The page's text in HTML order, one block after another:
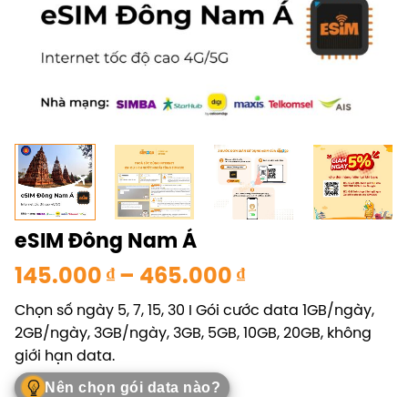
eSIM Đông Nam Á
145.000 ₫ – 465.000 ₫Khoảng
giá:
từ
145.000 ₫
Chọn số ngày 5, 7, 15, 30 I Gói cước data 1GB/ngày,
2GB/ngày, 3GB/ngày, 3GB, 5GB, 10GB, 20GB, không
giới hạn data.
Nên chọn gói data nào?